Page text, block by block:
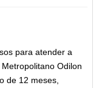
para atender a
Odilon
de 12 meses,